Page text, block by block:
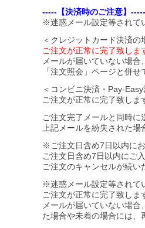
-----【決済時のご注意】-----
※迷惑メール設定等されて
＜クレジットカード決済の
ご注文が正常に完了致しま
メールが届いていない場合
「注文照会」ページと併
＜コンビニ決済・Pay-
ご注文が正常に完了致しま
ご注文完了メールと同時に
上記メールを紛失された場
※ご注文日含め7日以内にお
ご注文日含め7日以内にご
ご注文のキャンセルが続い
※迷惑メール設定等されて
ご注文が正常に完了致しま
メールが届いていない場合
た場合や未着の場合には、